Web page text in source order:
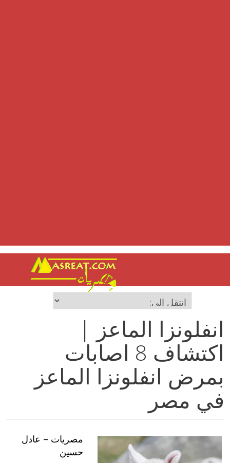
انفلونزا الماعز |
اكتشاف 8 اصابات
بمرض انفلونزا الماعز
في مصر
مصريات – عادل
حسين